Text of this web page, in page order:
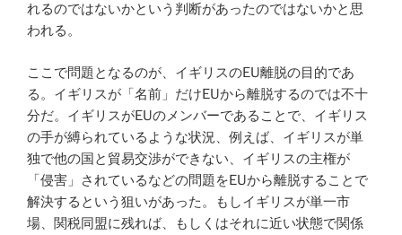
れるのではないかという判断があったのではないかと思
われる。
ここで問題となるのが、イギリスのEU離脱の目的であ
る。イギリスが「名前」だけEUから離脱するのでは不十
分だ。イギリスがEUのメンバーであることで、イギリス
の手が縛られているような状況、例えば、イギリスが単
独で他の国と貿易交渉ができない、イギリスの主権が
「侵害」されているなどの問題をEUから離脱することで
解決するという狙いがあった。もしイギリスが単一市
場、関税同盟に残れば、もしくはそれに近い状態で関係